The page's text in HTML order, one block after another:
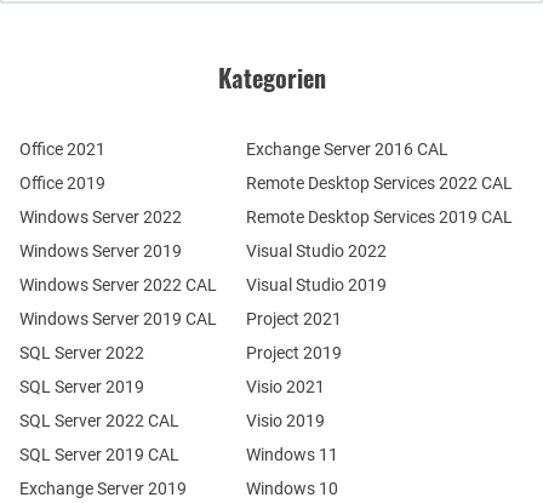
Kategorien
Office 2021
Office 2019
Windows Server 2022
Windows Server 2019
Exchange Server 2019
SQL Server 2022
SQL Server 2019
Windows Server 2022 CAL
Windows Server 2019 CAL
SQL Server 2022 CAL
SQL Server 2019 CAL
Remote Desktop Services 2022 CAL
Remote Desktop Services 2019 CAL
Exchange Server 2016 CAL
Visual Studio 2022
Visual Studio 2019
Project 2021
Project 2019
Visio 2021
Visio 2019
Windows 11
Windows 10